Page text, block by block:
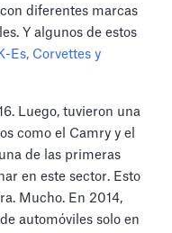
diferentes marcas
Y algunos de estos
Es, Corvettes y
Luego, tuvieron una
como el Camry y el
de las primeras
en este sector. Esto
Mucho. En 2014,
automóviles solo en